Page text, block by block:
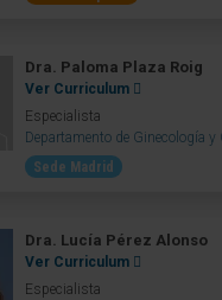
Dra. Paloma Plaza Roig
Ver Curriculum
Especialista
Departamento de Ginecología
Sede Madrid
Dra. Lucía Pérez Alonso
Ver Curriculum
Especialista